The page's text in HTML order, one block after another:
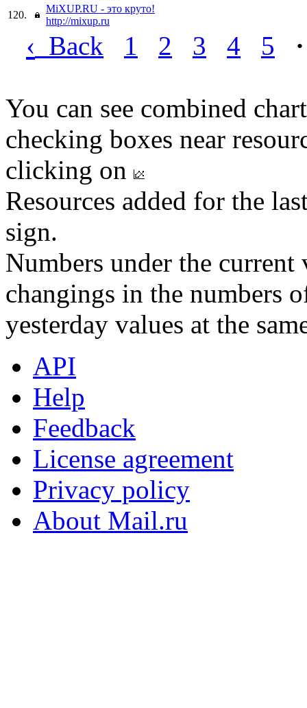
120.
MiXUP.RU - это круто!
http://mixup.ru
‹ Back 1 2 3 4 5
You can see combined
checking boxes near
clicking on
Resources added for the
sign.
Numbers under the
changings in the numbers
yesterday values at the
API
Help
Feedback
License agreement
Privacy policy
About Mail.ru